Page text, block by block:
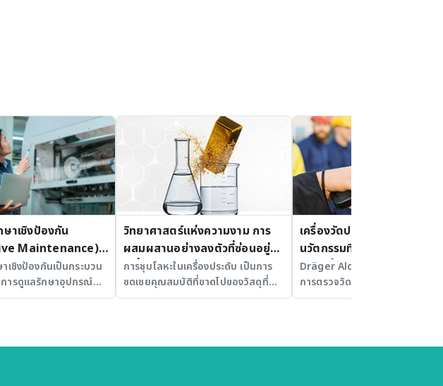
ษาเชิงป้องกัน
Maintenance)
Hood ในห้อง
เชิงป้องกันเป็นกระบวน
ารดูแลรักษาอุปกรณ์
ในห้องปฏิบัติการ
วิทยาศาสตร์แห่งความงาม การ
ผสมผสานอย่างลงตัวที่ซ่อนอยู่ใน
เครื่องประดับ
การชุบโลหะในเครื่องประดับ เป็นการ
ชดเชยคุณสมบัติที่ขาดไปของวัสดุที่
เป็นตัวถูกชุบ
เครื่องวัดปริมาณแอลกอฮอล์
นวัตกรรมที่ก้าวสู่ความปลอด
อย่างยั่งยืน
Dräger Alcotest 7000 นวัตกร
การตรวจวัดแอลกอฮอล์ที่ใช้งานง่
รวดเร็ว และแม่นยำ